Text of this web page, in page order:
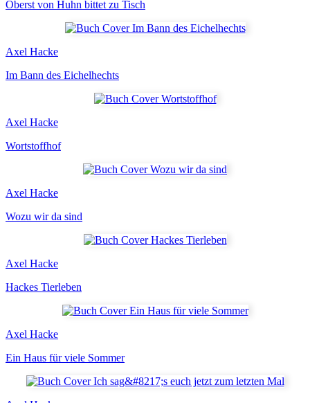
Oberst von Huhn bittet zu Tisch
Axel Hacke
Im Bann des Eichelhechts
Axel Hacke
Wortstoffhof
Axel Hacke
Wozu wir da sind
Axel Hacke
Hackes Tierleben
Axel Hacke
Ein Haus für viele Sommer